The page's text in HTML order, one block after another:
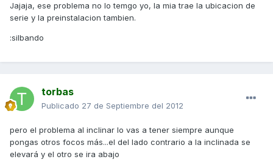
Jajaja, ese problema no lo temgo yo, la mia trae la ubicacion de
serie y la preinstalacion tambien.
:silbando
torbas
Publicado 27 de Septiembre del 2012
pero el problema al inclinar lo vas a tener siempre aunque
pongas otros focos más...el del lado contrario a la inclinada se
elevará y el otro se ira abajo